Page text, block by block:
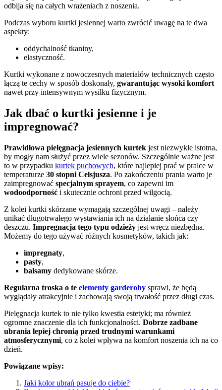
odbija się na całych wrażeniach z noszenia.
Podczas wyboru kurtki jesiennej warto zwrócić uwagę na te dwa
aspekty:
oddychalność tkaniny,
elastyczność.
Kurtki wykonane z nowoczesnych materiałów technicznych często
łączą te cechy w sposób doskonały, gwarantując wysoki komfort
nawet przy intensywnym wysiłku fizycznym.
Jak dbać o kurtki jesienne i je
impregnować?
Prawidłowa pielęgnacja jesiennych kurtek jest niezwykle istotna,
by mogły nam służyć przez wiele sezonów. Szczególnie ważne jest
to w przypadku kurtek puchowych, które najlepiej prać w pralce w
temperaturze 30 stopni Celsjusza. Po zakończeniu prania warto je
zaimpregnować specjalnym sprayem, co zapewni im
wodoodporność i skutecznie ochroni przed wilgocią.
Z kolei kurtki skórzane wymagają szczególnej uwagi – należy
unikać długotrwałego wystawiania ich na działanie słońca czy
deszczu. Impregnacja tego typu odzieży jest wręcz niezbędna.
Możemy do tego używać różnych kosmetyków, takich jak:
impregnaty,
pasty,
balsamy dedykowane skórze.
Regularna troska o te elementy garderoby sprawi, że będą
wyglądały atrakcyjnie i zachowają swoją trwałość przez długi czas.
Pielęgnacja kurtek to nie tylko kwestia estetyki; ma również
ogromne znaczenie dla ich funkcjonalności. Dobrze zadbane
ubrania lepiej chronią przed trudnymi warunkami
atmosferycznymi, co z kolei wpływa na komfort noszenia ich na co
dzień.
Powiązane wpisy:
Jaki kolor ubrań pasuje do ciebie?